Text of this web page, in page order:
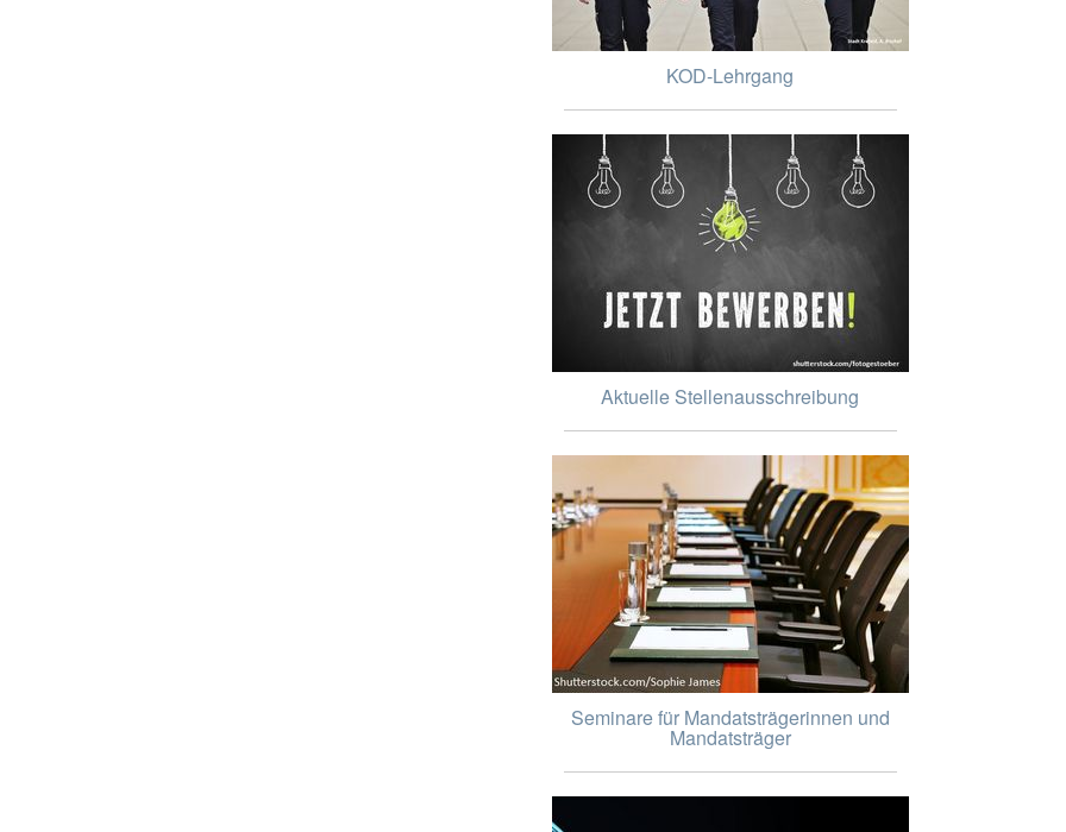
KOD-Lehrgang
Aktuelle Stellenausschreibung
Seminare für Mandatsträgerinnen und
Mandatsträger